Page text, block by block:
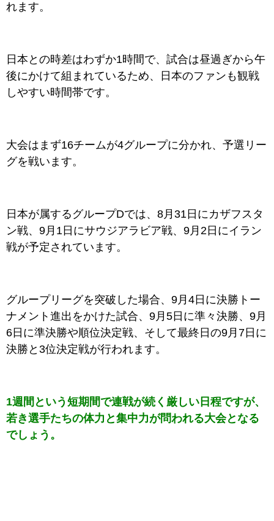
れます。
日本との時差はわずか1時間で、試合は昼過ぎから午
後にかけて組まれているため、日本のファンも観戦
しやすい時間帯です。
大会はまず16チームが4グループに分かれ、予選リー
グを戦います。
日本が属するグループDでは、8月31日にカザフスタ
ン戦、9月1日にサウジアラビア戦、9月2日にイラン
戦が予定されています。
グループリーグを突破した場合、9月4日に決勝トー
ナメント進出をかけた試合、9月5日に準々決勝、9月
6日に準決勝や順位決定戦、そして最終日の9月7日に
決勝と3位決定戦が行われます。
1週間という短期間で連戦が続く厳しい日程ですが、
若き選手たちの体力と集中力が問われる大会となる
でしょう。